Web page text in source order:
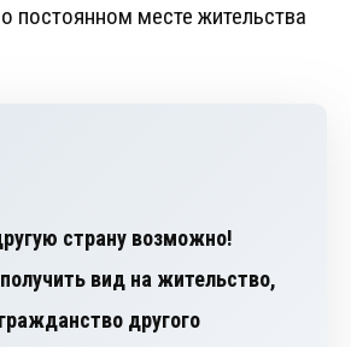
постоянном месте жительства
страну возможно!
вид на жительство,
другого